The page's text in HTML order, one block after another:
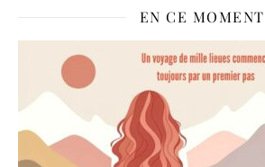
EN CE MOMENT